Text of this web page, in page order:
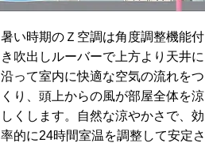
暑い時期のＺ空調は角度調整機能付
き吹出しルーバーで上方より天井に
沿って室内に快適な空気の流れをつ
くり、頭上からの風が部屋全体を涼
しくします。自然な涼やかさで、効
率的に24時間室温を調整して安定さ